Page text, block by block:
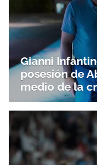
Gianni
posesión de
medio de la